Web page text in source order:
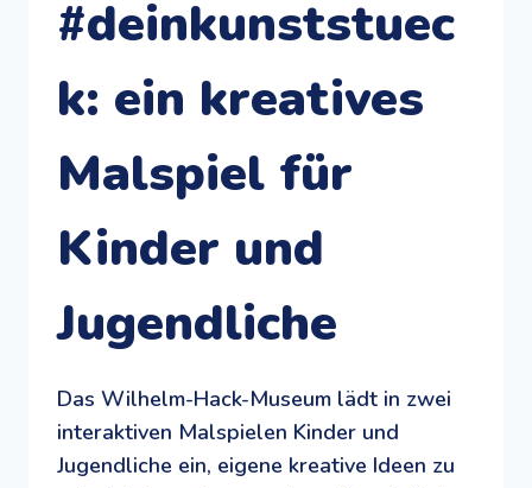
#deinkunststuec
k: ein kreatives
Malspiel für
Kinder und
Jugendliche
Das Wilhelm-Hack-Museum lädt in zwei
interaktiven Malspielen Kinder und
Jugendliche ein, eigene kreative Ideen zu